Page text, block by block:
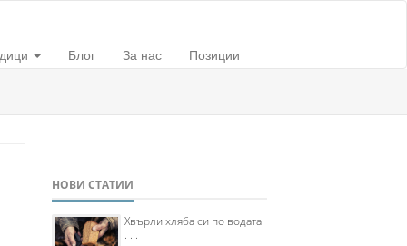
Блог За нас Позиции
НОВИ СТАТИИ
Хвърли хляба си по водата
. . .